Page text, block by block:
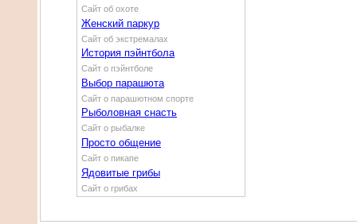
Сайт об охоте
Женский паркур
Сайт об экстремалах
История пэйнтбола
Сайт о пэйнтболе
Выбор парашюта
Сайт о парашютном спорте
Рыболовная снасть
Сайт о рыбалке
Просто общение
Сайт о пикапе
Ядовитые грибы
Сайт о грибах